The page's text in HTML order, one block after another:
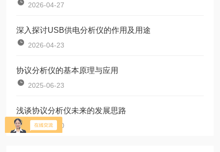
2026-04-27
深入探讨USB供电分析仪的作用及用途
2026-04-23
协议分析仪的基本原理与应用
2025-06-23
浅谈协议分析仪未来的发展思路
2025-06-20